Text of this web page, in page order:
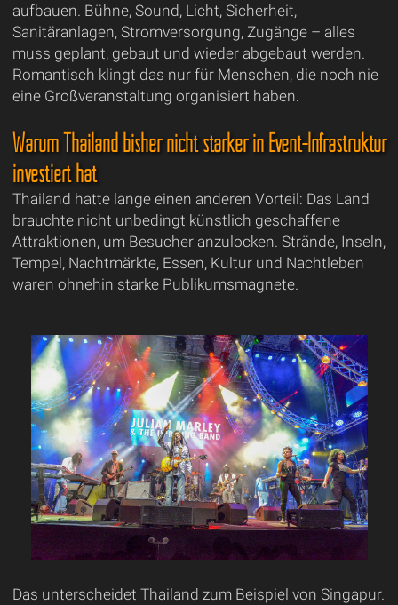
aufbauen. Bühne, Sound, Licht, Sicherheit,
Sanitäranlagen, Stromversorgung, Zugänge – alles
muss geplant, gebaut und wieder abgebaut werden.
Romantisch klingt das nur für Menschen, die noch nie
eine Großveranstaltung organisiert haben.
Warum Thailand bisher nicht stärker in Event-Infrastruktur
investiert hat
Thailand hatte lange einen anderen Vorteil: Das Land
brauchte nicht unbedingt künstlich geschaffene
Attraktionen, um Besucher anzulocken. Strände, Inseln,
Tempel, Nachtmärkte, Essen, Kultur und Nachtleben
waren ohnehin starke Publikumsmagnete.
Das unterscheidet Thailand zum Beispiel von Singapur.